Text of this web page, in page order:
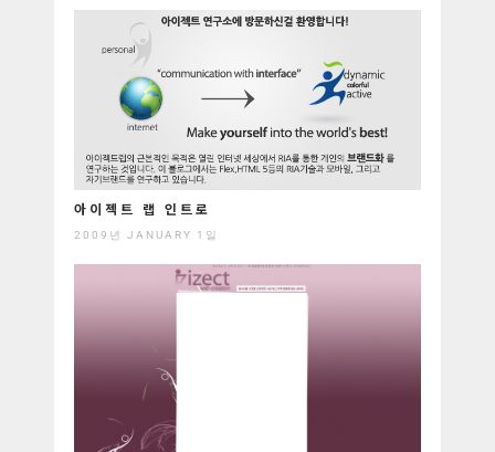
아이젝트 랩 인트로
2009년 JANUARY 1일